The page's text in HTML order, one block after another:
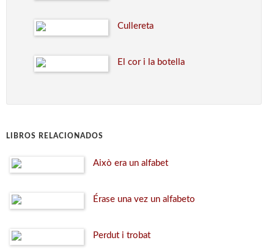
Cullereta
El cor i la botella
LIBROS RELACIONADOS
Això era un alfabet
Érase una vez un alfabeto
Perdut i trobat